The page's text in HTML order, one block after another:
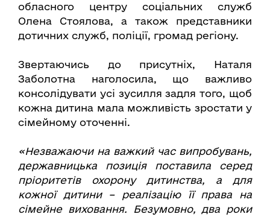
обласного центру соціальних служб
Олена Стоялова, а також представники
дотичних служб, поліції, громад регіону.
Звертаючись до присутніх, Наталя
Заболотна наголосила, що важливо
консолідувати усі зусилля задля того, щоб
кожна дитина мала можливість зростати у
сімейному оточенні.
«Незважаючи на важкий час випробувань,
державницька позиція поставила серед
пріоритетів охорону дитинства, а для
кожної дитини – реалізацію її права на
сімейне виховання. Безумовно, два роки